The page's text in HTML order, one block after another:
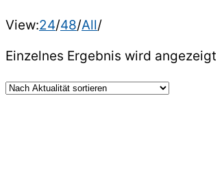
View:24/48/All/
Einzelnes Ergebnis wird angezeigt